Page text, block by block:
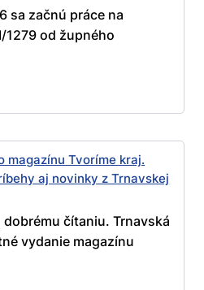
sa začnú práce na
od župného
Tvoríme kraj.
aj novinky z Trnavskej
čítaniu. Trnavská
vydanie magazínu